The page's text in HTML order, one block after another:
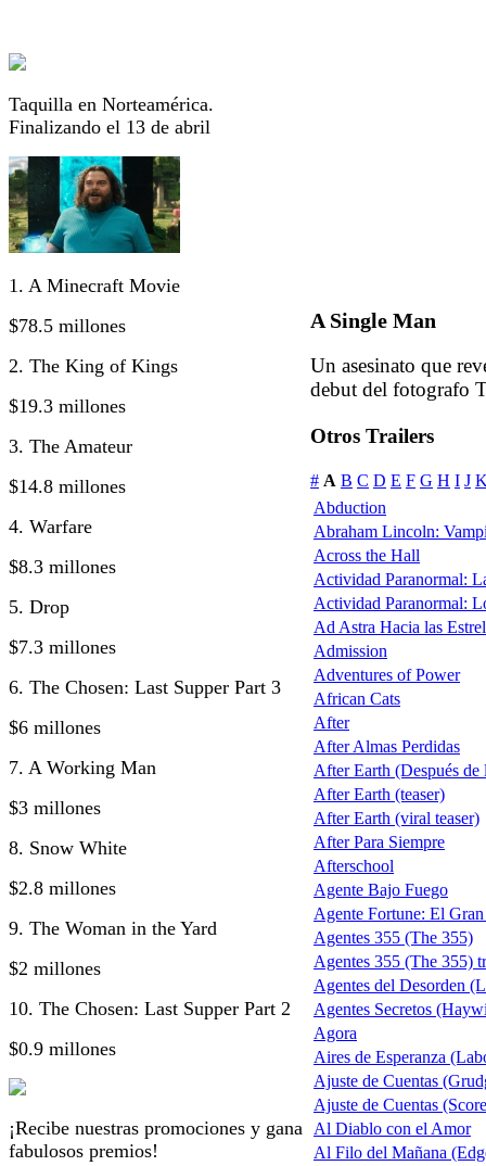
Taquilla en Norteamérica.
Finalizando el 13 de abril
1. A Minecraft Movie
$78.5 millones
2. The King of Kings
$19.3 millones
3. The Amateur
$14.8 millones
4. Warfare
$8.3 millones
5. Drop
$7.3 millones
6. The Chosen: Last Supper Part 3
$6 millones
7. A Working Man
$3 millones
8. Snow White
$2.8 millones
9. The Woman in the Yard
$2 millones
10. The Chosen: Last Supper Part 2
$0.9 millones
¡Recibe nuestras promociones y gana
fabulosos premios!
A Single Man
Un asesinato que
debut del fotografo
Otros Trailers
# A B C D E F G H I J
Abduction
Abraham Lincoln:
Across the Hall
Actividad Paranormal:
Actividad Paranormal:
Ad Astra Hacia las
Admission
Adventures of Power
African Cats
After
After Almas Perdidas
After Earth (Después de
After Earth (teaser)
After Earth (viral teaser)
After Para Siempre
Afterschool
Agente Bajo Fuego
Agente Fortune: El
Agentes 355 (The 355)
Agentes 355 (The 355)
Agentes del Desorden
Agentes Secretos
Agora
Aires de Esperanza
Ajuste de Cuentas
Ajuste de Cuentas
Al Diablo con el Amor
Al Filo del Mañana